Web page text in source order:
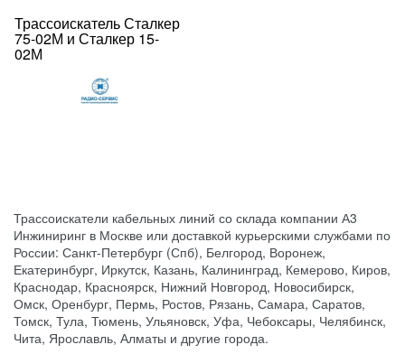
Трассоискатель Сталкер
75-02М и Сталкер 15-
02М
Трассоискатели кабельных линий со склада компании А3
Инжиниринг в Москве или доставкой курьерскими службами по
России: Санкт-Петербург (Спб), Белгород, Воронеж,
Екатеринбург, Иркутск, Казань, Калининград, Кемерово, Киров,
Краснодар, Красноярск, Нижний Новгород, Новосибирск,
Омск, Оренбург, Пермь, Ростов, Рязань, Самара, Саратов,
Томск, Тула, Тюмень, Ульяновск, Уфа, Чебоксары, Челябинск,
Чита, Ярославль, Алматы и другие города.